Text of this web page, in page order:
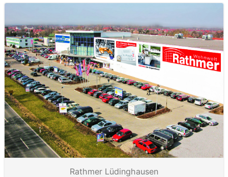
Rathmer Lüdinghausen